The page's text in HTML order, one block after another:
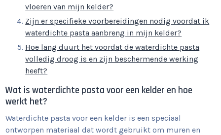
vloeren van mijn kelder?
Zijn er specifieke voorbereidingen nodig voordat ik
waterdichte pasta aanbreng in mijn kelder?
Hoe lang duurt het voordat de waterdichte pasta
volledig droog is en zijn beschermende werking
heeft?
Wat is waterdichte pasta voor een kelder en hoe
werkt het?
Waterdichte pasta voor een kelder is een speciaal
ontworpen materiaal dat wordt gebruikt om muren en